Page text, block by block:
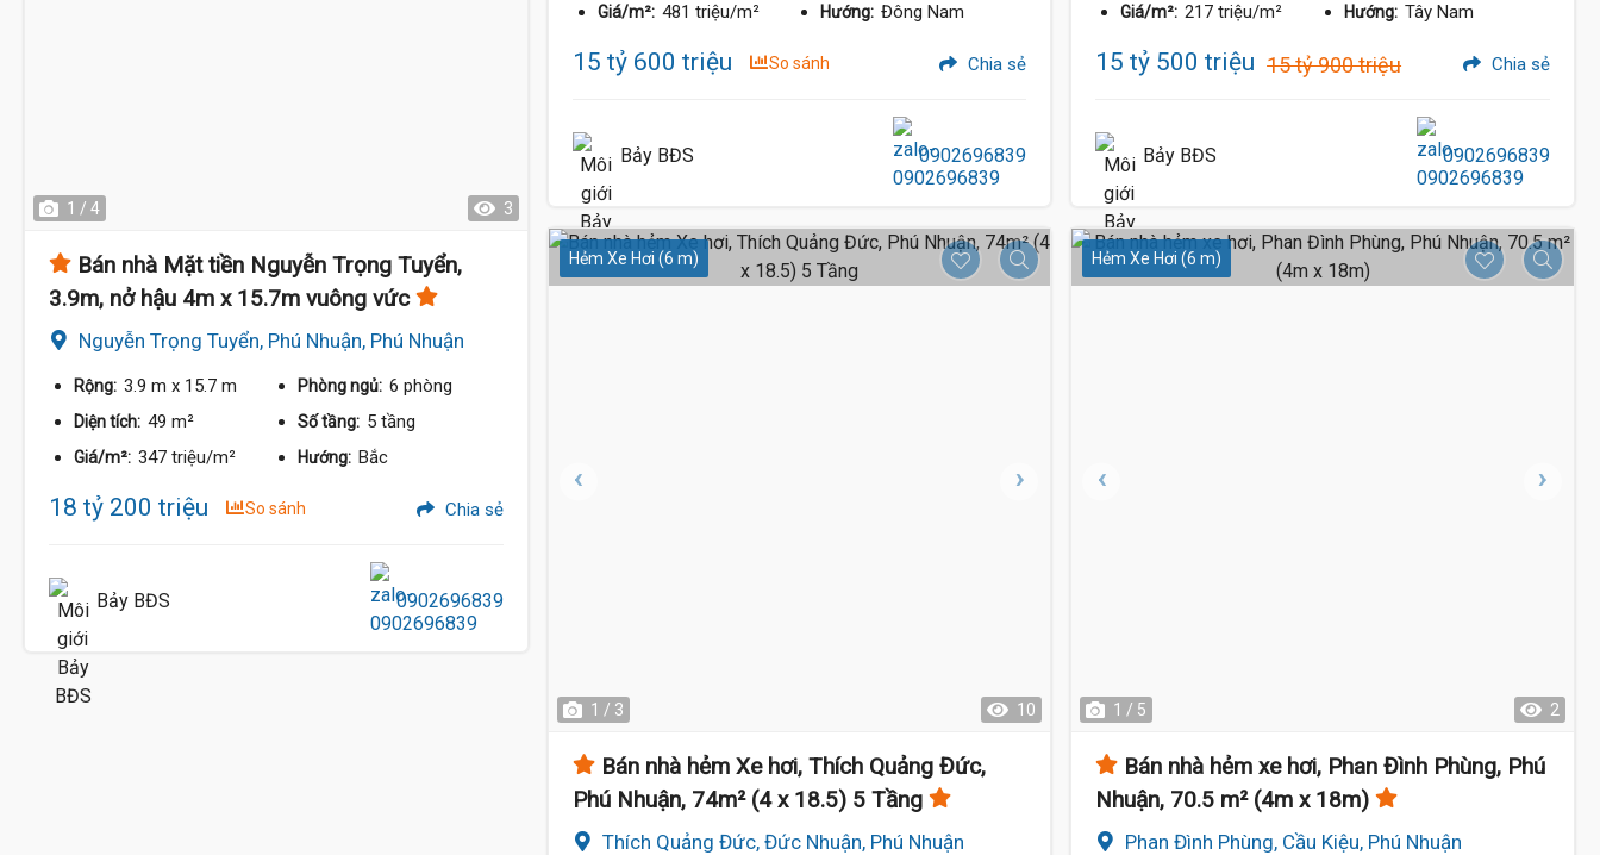
1 / 4 3
Bán nhà Mặt tiền Nguyễn Trọng Tuyển,
3.9m, nở hậu 4m x 15.7m vuông vức
Nguyễn Trọng Tuyển, Phú Nhuận, Phú Nhuận
Rộng: 3.9 m x 15.7 m Phòng ngủ: 6 phòng
Diện tích: 49 m² Số tầng: 5 tầng
Giá/m²: 347 triệu/m² Hướng: Bắc
18 tỷ 200 triệu So sánh Chia sẻ
Bảy BĐS 0902696839
Giá/m²: 481 triệu/m² Hướng: Đông Nam
15 tỷ 600 triệu So sánh Chia sẻ
Bảy BĐS 0902696839
Giá/m²: 217 triệu/m² Hướng: Tây Nam
15 tỷ 500 triệu 15 tỷ 900 triệu Chia sẻ
Bảy BĐS 0902696839
Hẻm Xe Hơi (6 m)
1 / 3 10
Bán nhà hẻm Xe hơi, Thích Quảng Đức,
Phú Nhuận, 74m² (4 x 18.5) 5 Tầng
Thích Quảng Đức, Đức Nhuận, Phú Nhuận
Hẻm Xe Hơi (6 m)
1 / 5 2
Bán nhà hẻm xe hơi, Phan Đình Phùng, Phú
Nhuận, 70.5 m² (4m x 18m)
Phan Đình Phùng, Cầu Kiệu, Phú Nhuận